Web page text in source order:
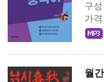
구성
가격
월